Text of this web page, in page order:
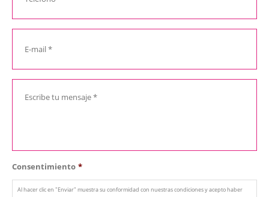
Consentimiento *
Al hacer clic en "Enviar" muestra su conformidad con nuestras condiciones y acepto haber